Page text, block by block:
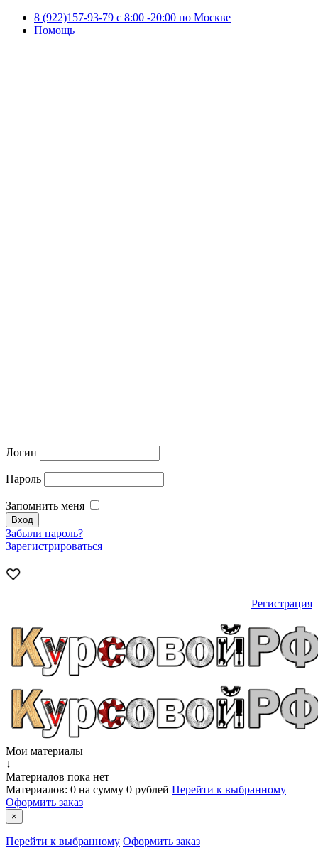
8 (922)157-93-79 c 8:00 -20:00 по Москве
Помощь
Логин
Пароль
Запомнить меня
Забыли пароль?
Зарегистрироваться
Регистрация
Мои материалы
↓
Материалов пока нет
Материалов: 0 на сумму 0 рублей Перейти к выбранному
Оформить заказ
×
Перейти к выбранному Оформить заказ